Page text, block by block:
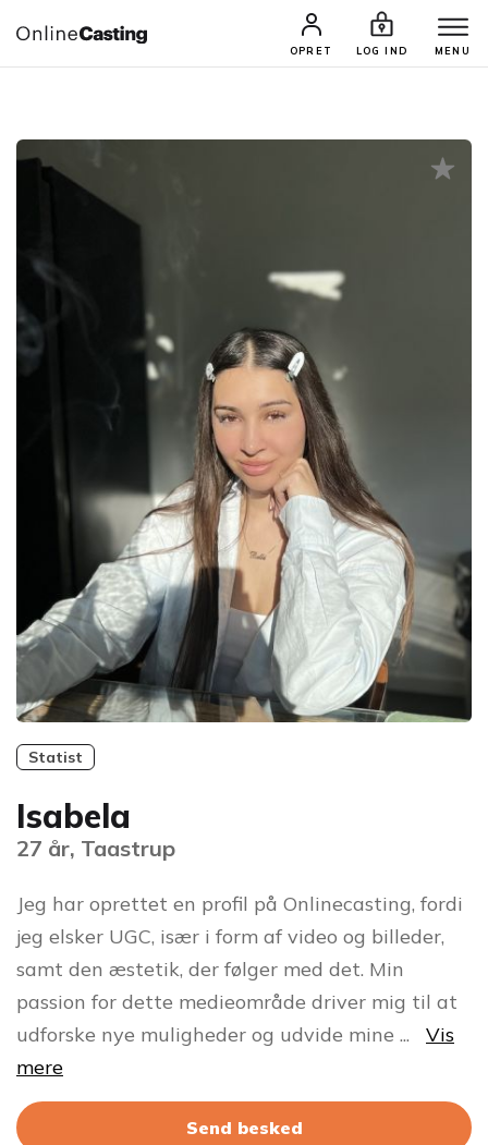
OPRET LOG IND MENU
CASTINGS & JOBS SØG PROFIL
Statist
Isabela
27 år, Taastrup
Jeg har oprettet en profil på Onlinecasting, fordi
jeg elsker UGC, især i form af video og billeder,
samt den æstetik, der følger med det. Min
passion for dette medieområde driver mig til at
udforske nye muligheder og udvide mine ...
Vis
mere
Send besked